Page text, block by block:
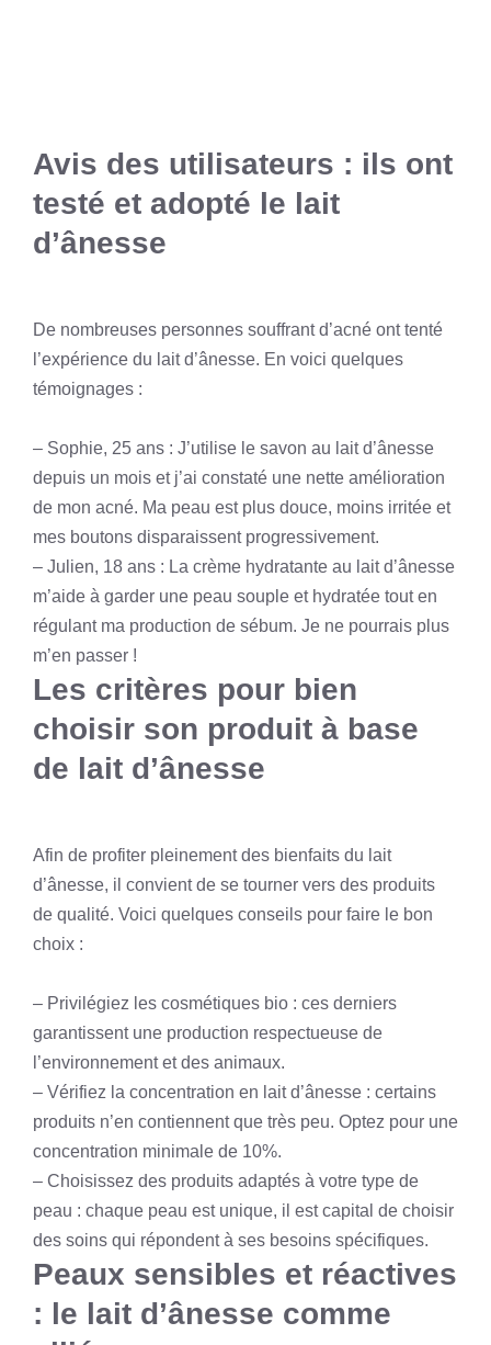
Avis des utilisateurs : ils ont
testé et adopté le lait
d’ânesse
De nombreuses personnes souffrant d’acné ont tenté
l’expérience du lait d’ânesse. En voici quelques
témoignages :
– Sophie, 25 ans : J’utilise le savon au lait d’ânesse
depuis un mois et j’ai constaté une nette amélioration
de mon acné. Ma peau est plus douce, moins irritée et
mes boutons disparaissent progressivement.
– Julien, 18 ans : La crème hydratante au lait d’ânesse
m’aide à garder une peau souple et hydratée tout en
régulant ma production de sébum. Je ne pourrais plus
m’en passer !
Les critères pour bien
choisir son produit à base
de lait d’ânesse
Afin de profiter pleinement des bienfaits du lait
d’ânesse, il convient de se tourner vers des produits
de qualité. Voici quelques conseils pour faire le bon
choix :
– Privilégiez les cosmétiques bio : ces derniers
garantissent une production respectueuse de
l’environnement et des animaux.
– Vérifiez la concentration en lait d’ânesse : certains
produits n’en contiennent que très peu. Optez pour une
concentration minimale de 10%.
– Choisissez des produits adaptés à votre type de
peau : chaque peau est unique, il est capital de choisir
des soins qui répondent à ses besoins spécifiques.
Peaux sensibles et réactives
: le lait d’ânesse comme